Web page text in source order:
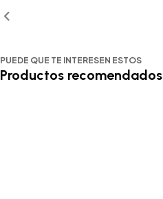
PUEDE QUE TE INTERESEN ESTOS
Productos recomendados